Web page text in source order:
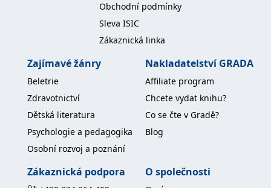
Obchodní podmínky
Sleva ISIC
Zákaznická linka
Zajímavé žánry
Beletrie
Zdravotnictví
Dětská literatura
Psychologie a pedagogika
Osobní rozvoj a poznání
Nakladatelství GRADA
Affiliate program
Chcete vydat knihu?
Co se čte v Gradě?
Blog
Zákaznická podpora O společnosti
Provider /
Doména
CookieScript
služba
Script.com k
předvoleb
soubory
Cookie-
Script.com